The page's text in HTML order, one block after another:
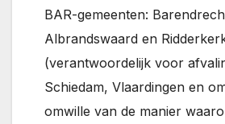
BAR-gemeenten:
Albrandswaard en
(verantwoordelijk voor
Schiedam, Vlaardingen en
omwille van de manier